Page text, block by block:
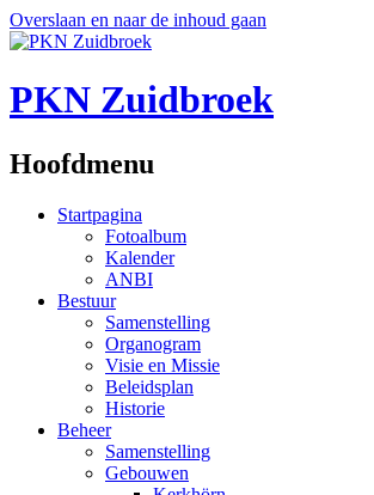
Overslaan en naar de inhoud gaan
PKN Zuidbroek
Hoofdmenu
Startpagina
Fotoalbum
Kalender
ANBI
Bestuur
Samenstelling
Organogram
Visie en Missie
Beleidsplan
Historie
Beheer
Samenstelling
Gebouwen